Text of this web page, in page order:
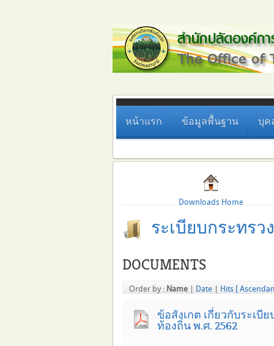
หน้าแรก ข้อมูลพื้นฐาน บุค
Downloads Home
ระเบียบกระทรว
DOCUMENTS
Order by : Name Date Hits [
ข้อสังเกต เกี่ยวกับระเ
ท้องถิ่น พ.ศ. 2562